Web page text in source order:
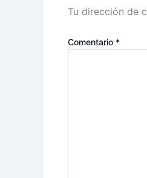
Tu dirección de
Comentario *